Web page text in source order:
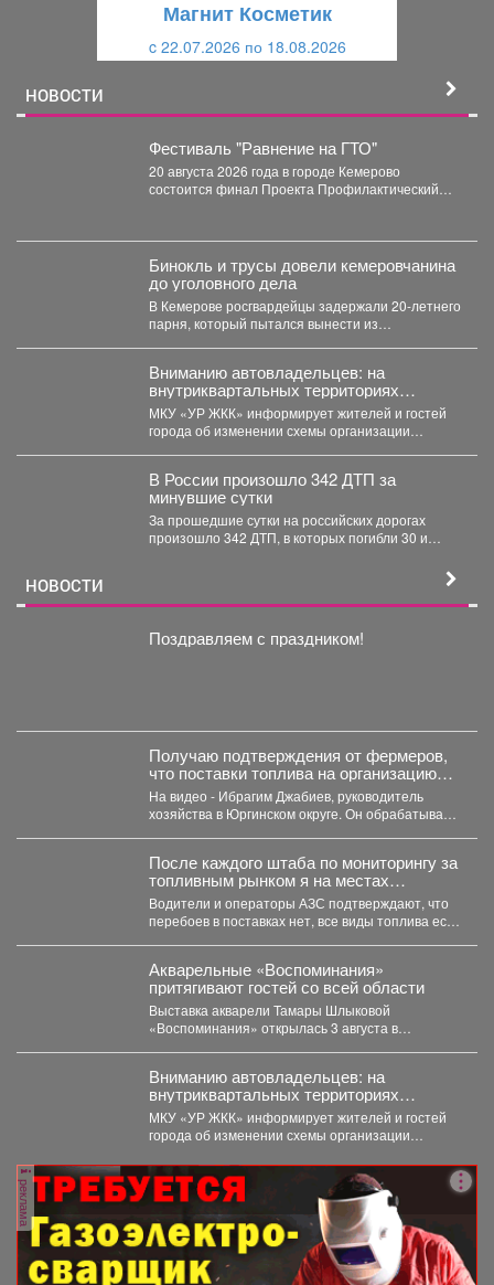
Магнит Косметик
c 22.07.2026 по 18.08.2026
НОВОСТИ
Фестиваль "Равнение на ГТО"
20 августа 2026 года в городе Кемерово
состоится финал Проекта Профилактический
Бинокль и трусы довели кемеровчанина
до уголовного дела
В Кемерове росгвардейцы задержали 20-летнего
парня, который пытался вынести из
Вниманию автовладельцев: на
внутриквартальных территориях
Междуреченского муниципального
округа вводятся ограничения стоянки.
МКУ «УР ЖКК» информирует жителей и гостей
города об изменении схемы организации
В России произошло 342 ДТП за
минувшие сутки
За прошедшие сутки на российских дорогах
произошло 342 ДТП, в которых погибли 30 и
НОВОСТИ
Поздравляем с праздником!
Получаю подтверждения от фермеров,
что поставки топлива на организацию
уборочной кампании уже начались.
На видео - Ибрагим Джабиев, руководитель
хозяйства в Юргинском округе. Он обрабатывает
После каждого штаба по мониторингу за
топливным рынком я на местах
проверяю, соответствует ли озвученная
информация действительности.
Водители и операторы АЗС подтверждают, что
перебоев в поставках нет, все виды топлива есть
Акварельные «Воспоминания»
притягивают гостей со всей области
Выставка акварели Тамары Шлыковой
«Воспоминания» открылась 3 августа в
Вниманию автовладельцев: на
внутриквартальных территориях
Междуреченского муниципального
округа вводятся ограничения стоянки.
МКУ «УР ЖКК» информирует жителей и гостей
города об изменении схемы организации
реклама